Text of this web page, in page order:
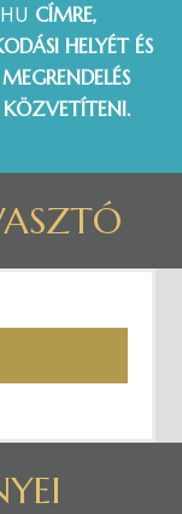
CÍMRE,
HELYÉT ÉS
KÖZVETÍTENI.